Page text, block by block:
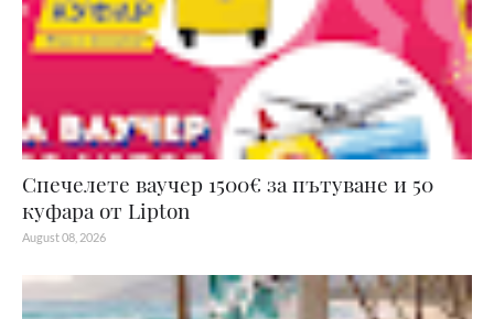
Спечелете ваучер 1500€ за пътуване и 50
куфара от Lipton
August 08, 2026